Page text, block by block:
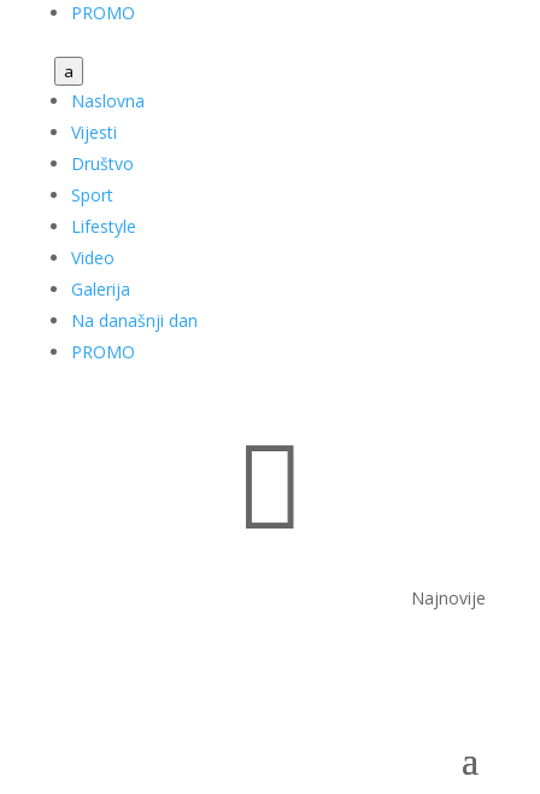
PROMO
a
Naslovna
Vijesti
Društvo
Sport
Lifestyle
Video
Galerija
Na današnji dan
PROMO

Najnovije